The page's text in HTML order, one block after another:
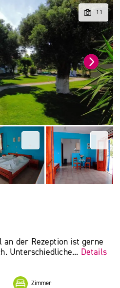
an der Rezeption ist gerne
Unterschiedliche... Details
Zimmer